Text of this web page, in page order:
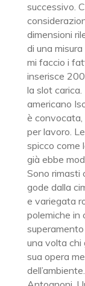
successivo.
dimensioni
di una
mi faccio i
inserisce
la slot
americano
è
per lavoro.
spicco come
già ebbe
Sono rimasti
gode dalla
e variegata
polemiche in
una volta chi
sua opera